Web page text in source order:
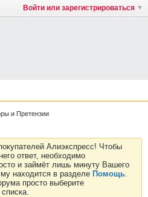
Войти или зарегистрироваться
и Претензии
Алиэкспресс! Чтобы
ответ, необходимо
и займёт лишь минуту Вашего
находится в разделе Помощь.
просто выберите